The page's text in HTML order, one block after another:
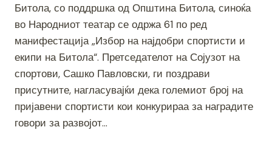
Битола, со поддршка од Општина Битола, синоќа
во Народниот театар се одржа 61 по ред
манифестација „Избор на најдобри спортисти и
екипи на Битола“. Претседателот на Сојузот на
спортови, Сашко Павловски, ги поздрави
присутните, нагласувајќи дека големиот број на
пријавени спортисти кои конкурираа за наградите
говори за развојот…